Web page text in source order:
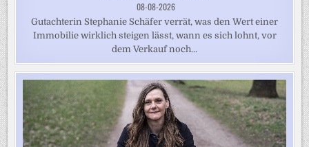
08-08-2026
Gutachterin Stephanie Schäfer verrät, was den Wert einer
Immobilie wirklich steigen lässt, wann es sich lohnt, vor
dem Verkauf noch...